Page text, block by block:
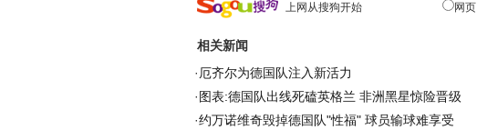
上网从搜狗开始 网页
相关新闻
· 厄齐尔为德国队注入新活力
· 图表:德国队出线死磕英格兰 非洲黑星惊险晋级
·约万诺维奇毁掉德国队"性福" 球员输球难享受